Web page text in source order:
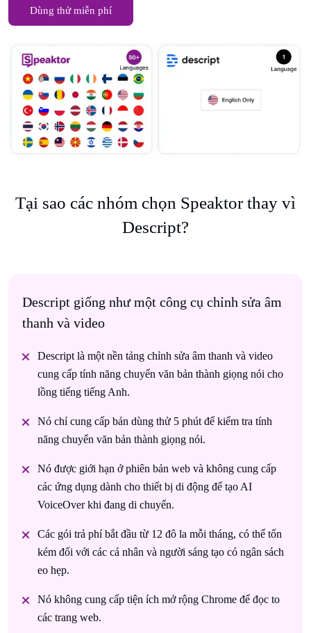
Dùng thử miễn phí
Tại sao các nhóm chọn Speaktor thay vì
Descript?
Descript giống như một công cụ chỉnh sửa âm
thanh và video
Descript là một nền tảng chỉnh sửa âm thanh và video
cung cấp tính năng chuyển văn bản thành giọng nói cho
lồng tiếng tiếng Anh.
Nó chỉ cung cấp bản dùng thử 5 phút để kiểm tra tính
năng chuyển văn bản thành giọng nói.
Nó được giới hạn ở phiên bản web và không cung cấp
các ứng dụng dành cho thiết bị di động để tạo AI
VoiceOver khi đang di chuyển.
Các gói trả phí bắt đầu từ 12 đô la mỗi tháng, có thể tốn
kém đối với các cá nhân và người sáng tạo có ngân sách
eo hẹp.
Nó không cung cấp tiện ích mở rộng Chrome để đọc to
các trang web.